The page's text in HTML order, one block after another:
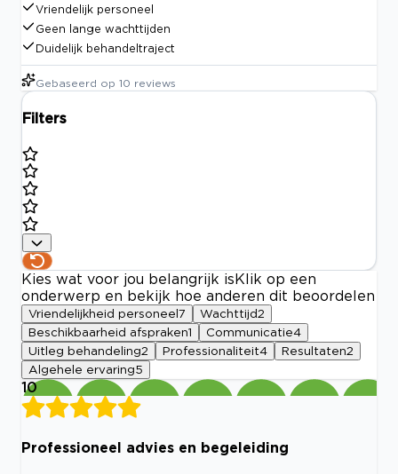
Vriendelijk personeel
Geen lange wachttijden
Duidelijk behandeltraject
Gebaseerd op 10 reviews
Filters
Kies wat voor jou belangrijk is Klik op een
onderwerp en bekijk hoe anderen dit beoordelen
Vriendelijkheid personeel 7 Wachttijd2
Beschikbaarheid afspraken1 Communicatie4
Uitleg behandeling2 Professionaliteit4 Resultaten2
Algehele ervaring5
10
Professioneel advies en begeleiding